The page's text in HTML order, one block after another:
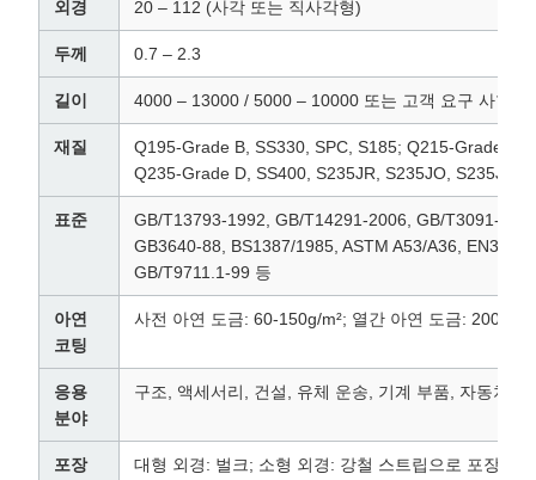
외경 20 – 112 (사각 또는 직사각형)
두께 0.7 – 2.3
길이 4000 – 13000 / 5000 – 10000 또는 고객 요구 사항에
재질
Q195-Grade B, SS330, SPC, S185; Q215-Grade C,
Q235-Grade D, SS400, S235JR, S235JO, S235J2;
표준
GB/T13793-1992, GB/T14291-2006, GB/T3091-
GB3640-88, BS1387/1985, ASTM A53/A36, EN39/
GB/T9711.1-99 등
아연
코팅
사전 아연 도금: 60-150g/m²; 열간 아연 도금: 200-
응용
분야
구조, 액세서리, 건설, 유체 운송, 기계 부품, 자동차
포장
대형 외경: 벌크; 소형 외경: 강철 스트립으로 포장; 비